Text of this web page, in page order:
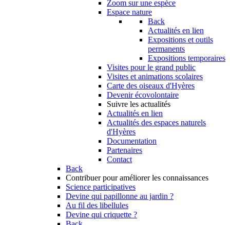
Zoom sur une espèce
Espace nature
Back
Actualités en lien
Expositions et outils
permanents
Expositions temporaires
Visites pour le grand public
Visites et animations scolaires
Carte des oiseaux d'Hyères
Devenir écovolontaire
Suivre les actualités
Actualités en lien
Actualités des espaces naturels
d'Hyères
Documentation
Partenaires
Contact
Back
Contribuer pour améliorer les connaissances
Science participatives
Devine qui papillonne au jardin ?
Au fil des libellules
Devine qui criquette ?